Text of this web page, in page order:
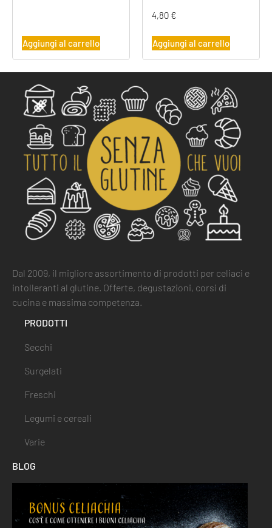
Aggiungi al carrello
4,80 €
Aggiungi al carrello
Dal 2009, il migliore assortimento di prodotti per celiaci e
intolleranti al glutine. Offerte, degustazioni, corsi di
cucina e massima competenza.
PRODOTTI
Secchi
Surgelati
Freschi
Legumi e cereali
Varie
BLOG